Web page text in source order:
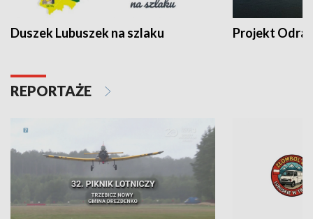
Duszek Lubuszek na szlaku Projekt Odra
REPORTAŻE